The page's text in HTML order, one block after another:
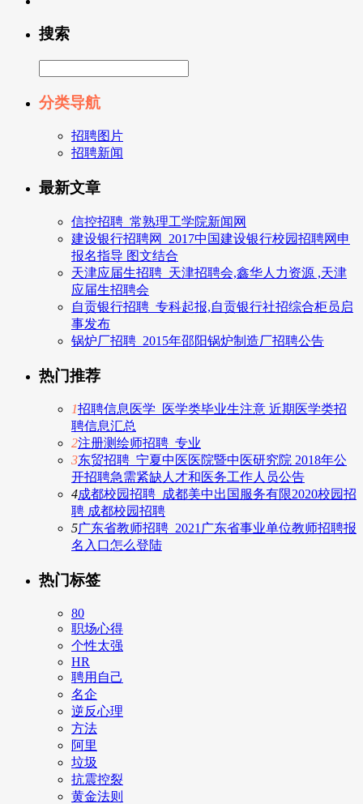
搜索
分类导航
招聘图片
招聘新闻
最新文章
信控招聘_常熟理工学院新闻网
建设银行招聘网_2017中国建设银行校园招聘网申
报名指导 图文结合
天津应届生招聘_天津招聘会,鑫华人力资源 ,天津
应届生招聘会
自贡银行招聘_专科起报,自贡银行社招综合柜员启
事发布
锅炉厂招聘_2015年邵阳锅炉制造厂招聘公告
热门推荐
1招聘信息医学_医学类毕业生注意 近期医学类招
聘信息汇总
2注册测绘师招聘_专业
3东贸招聘_宁夏中医医院暨中医研究院 2018年公
开招聘急需紧缺人才和医务工作人员公告
4成都校园招聘_成都美中出国服务有限2020校园招
聘 成都校园招聘
5广东省教师招聘_2021广东省事业单位教师招聘报
名入口怎么登陆
热门标签
80
职场心得
个性太强
HR
聘用自己
名企
逆反心理
方法
阿里
垃圾
抗震控裂
黄金法则